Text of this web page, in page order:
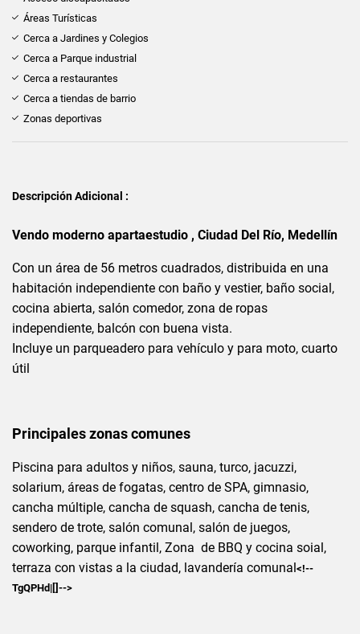
Áreas Turísticas
Cerca a Jardines y Colegios
Cerca a Parque industrial
Cerca a restaurantes
Cerca a tiendas de barrio
Zonas deportivas
Descripción Adicional :
Vendo moderno apartaestudio , Ciudad Del Río, Medellín
Con un área de 56 metros cuadrados, distribuida en una
habitación independiente con baño y vestier, baño social,
cocina abierta, salón comedor, zona de ropas
independiente, balcón con buena vista.
Incluye un parqueadero para vehículo y para moto, cuarto
útil
Principales zonas comunes
Piscina para adultos y niños, sauna, turco, jacuzzi,
solarium, áreas de fogatas, centro de SPA, gimnasio,
cancha múltiple, cancha de squash, cancha de tenis,
sendero de trote, salón comunal, salón de juegos,
coworking, parque infantil, Zona de BBQ y cocina soial,
terraza con vistas a la ciudad, lavandería comunal<!--
TgQPHd|[]-->